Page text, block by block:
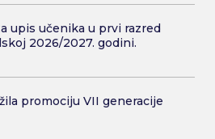
upis učenika u prvi razred
2026/2027. godini.
promociju VII generacije